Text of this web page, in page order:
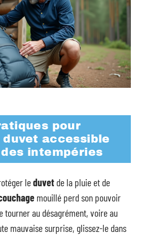
pour
accessible
intempéries
leduvet de la pluie et de
mouillé perd son pouvoir
tourner au désagrément, voire au
mauvaise surprise, glissez-le dans